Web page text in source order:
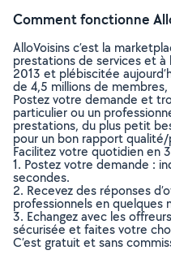
Comment fonctionne
AlloVoisins c’est la
prestations de services et
2013 et plébiscitée
de 4,5 millions de
Postez votre demande et
particulier ou un
prestations, du plus petit
pour un bon rapport qualité/
Facilitez votre quotidien en
1. Postez votre demande :
secondes.
2. Recevez des réponses
professionnels en quelques
3. Echangez avec les
sécurisée et faites votre
C’est gratuit et sans